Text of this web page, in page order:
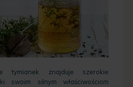
tymianek znajduje szerokie
swoim silnym właściwościom